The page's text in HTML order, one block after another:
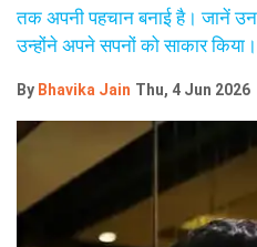
तक अपनी पहचान बनाई है। जानें
उन्होंने अपने सपनों को साकार किया।
By Bhavika Jain Thu, 4 Jun 2026